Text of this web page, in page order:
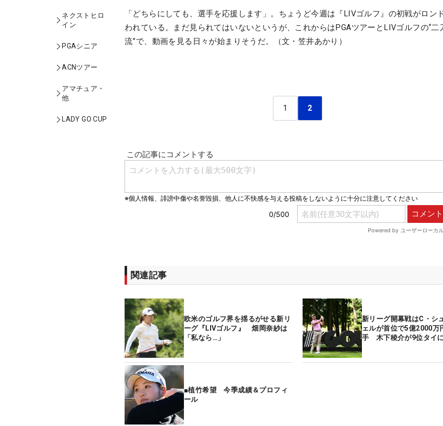
ネクストヒロ
イン
PGAシニア
ACNツアー
アマチュア・
他
LADY GO CUP
「どちらにしても、選手を応援します」。ちょうど今週は『LIVゴルフ』の初戦がロン
われている。まだ見られてはいないというが、これからはPGAツアーとLIVゴルフの“二
流”で、動画を見る日々が始まりそうだ。（文・笠井あかり）
1 2
関連記事
欧米のゴルフ界を揺るがせる新リ
ーグ『LIVゴルフ』 畑岡奈紗は
「私なら…」
新リーグ開幕戦はC・シ
ェルが首位で5億2000万
手 木下稜介が9位タイ
■植竹希望 今季成績＆プロフィ
ール